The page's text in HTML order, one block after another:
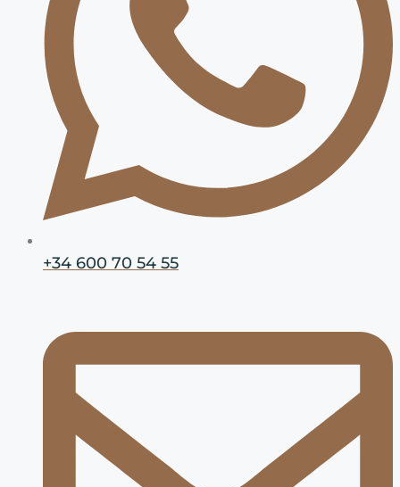
+34 600 70 54 55